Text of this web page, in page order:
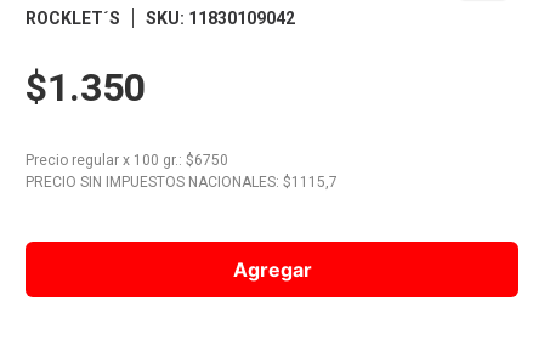
ROCKLET´S SKU: 11830109042
$1.350
Precio regular x 100 gr. : $6750
PRECIO SIN IMPUESTOS NACIONALES: $1115,7
Agregar
7.
Queso
8.
Fideos
10. Nestle Classic